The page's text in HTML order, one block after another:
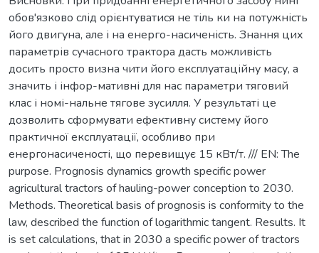
обов'язково слід орієнтуватися не тіль ки на потужність
його двигуна, але і на енерго-насиченість. Знання цих
параметрів сучасного трактора дасть можливість
досить просто визна чити його експлуатаційну масу, а
значить і інфор-мативні для нас параметри тяговий
клас і номі-нальне тягове зусилля. У результаті це
дозволить сформувати ефективну систему його
практичної експлуатації, особливо при
енергонасиченості, що перевищує 15 кВт/т. /// EN: The
purpose. Prognosis dynamics growth specific power
agricultural tractors of hauling-power conception to 2030.
Methods. Theoretical basis of prognosis is conformity to the
law, described the function of logarithmic tangent. Results. It
is set calculations, that in 2030 a specific power of tractors